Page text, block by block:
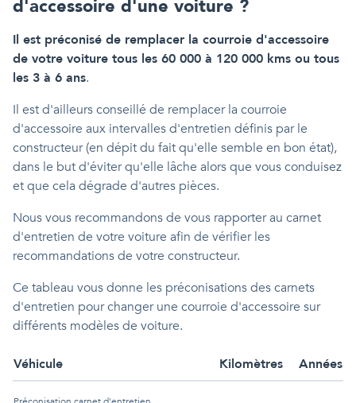
d'accessoire d'une voiture ?
Il est préconisé de remplacer la courroie d'accessoire
de votre voiture tous les 60 000 à 120 000 kms ou tous
les 3 à 6 ans.
Il est d'ailleurs conseillé de remplacer la courroie
d'accessoire aux intervalles d'entretien définis par le
constructeur (en dépit du fait qu'elle semble en bon état),
dans le but d'éviter qu'elle lâche alors que vous conduisez
et que cela dégrade d'autres pièces.
Nous vous recommandons de vous rapporter au carnet
d'entretien de votre voiture afin de vérifier les
recommandations de votre constructeur.
Ce tableau vous donne les préconisations des carnets
d'entretien pour changer une courroie d'accessoire sur
différents modèles de voiture.
Véhicule Kilomètres Années